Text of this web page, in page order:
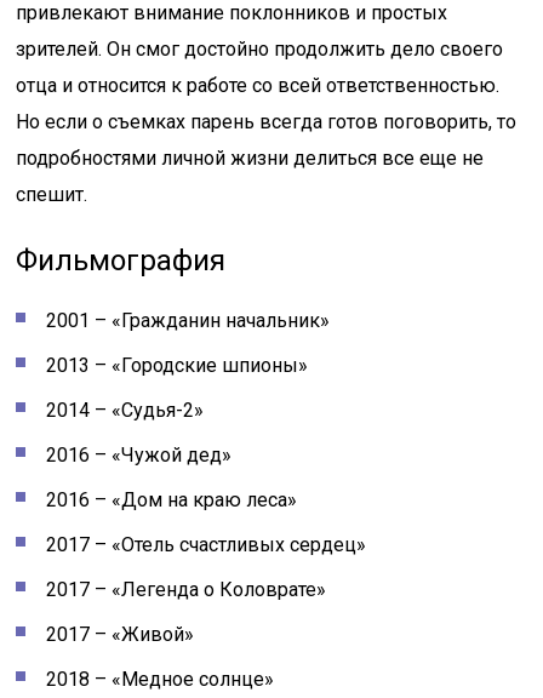
привлекают внимание поклонников и простых
зрителей. Он смог достойно продолжить дело своего
отца и относится к работе со всей ответственностью.
Но если о съемках парень всегда готов поговорить, то
подробностями личной жизни делиться все еще не
спешит.
Фильмография
2001 – «Гражданин начальник»
2013 – «Городские шпионы»
2014 – «Судья-2»
2016 – «Чужой дед»
2016 – «Дом на краю леса»
2017 – «Отель счастливых сердец»
2017 – «Легенда о Коловрате»
2017 – «Живой»
2018 – «Медное солнце»